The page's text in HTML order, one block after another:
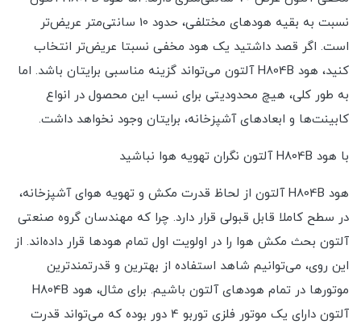
نسبت به بقیه هودهای مختلفی، حدود 10 سانتی‌متر عریض‌تر
است. اگر قصد داشتید یک هود مخفی نسبتا عریض‌تر انتخاب
کنید، هود H804B آلتون می‌تواند گزینه مناسبی برایتان باشد. اما
به طور کلی، هیچ محدودیتی برای نسب این محصول در انواع
کابینت‌ها و ابعادهای آشپزخانه، برایتان وجود نخواهد داشت.
با هود H804B آلتون نگران تهویه هوا نباشید
هود H804B آلتون از لحاظ قدرت مکش و تهویه هوای آشپزخانه،
در سطح کاملا قابل قبولی قرار دارد. چرا که مهندسان گروه صنعتی
آلتون بحث مکش هوا را در اولویت اول تمام هودها قرار داده‌اند. از
این روی، می‌توانیم شاهد استفاده از بهترین و قدرتمندترین
موتورها در تمام هودهای آلتون باشیم. برای مثال، هود H804B
آلتون دارای یک موتور فلزی توربو 4 دور بوده که می‌تواند قدرت